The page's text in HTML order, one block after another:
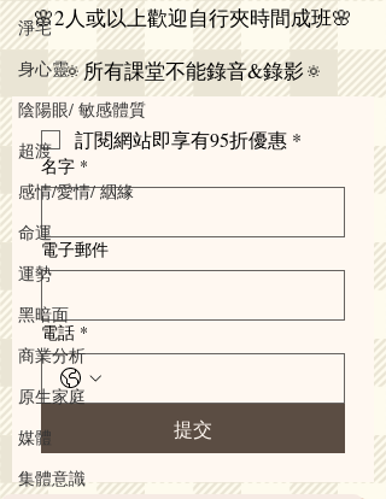
淨宅
身心靈
陰陽眼/ 敏感體質
超渡
感情/愛情/ 絪緣
命運
運勢
黑暗面
商業分析
原生家庭
媒體
集體意識
🌸2人或以上歡迎自行夾時間成班🌸
🔅所有課堂不能錄音&錄影🔅
訂閱網站即享有95折優惠 *
名字 *
電子郵件
電話 *
提交